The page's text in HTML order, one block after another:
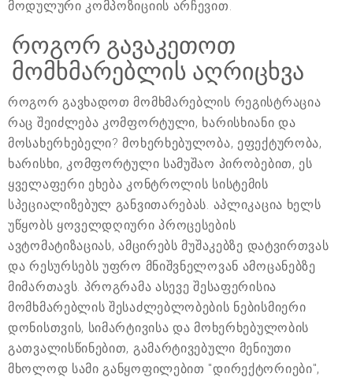
მოდულური კომპოზიციის არჩევით.
როგორ გავაკეთოთ
მომხმარებლის აღრიცხვა
როგორ გავხადოთ მომხმარებლის რეგისტრაცია
რაც შეიძლება კომფორტული, ხარისხიანი და
მოსახერხებელი? მოხერხებულობა, ეფექტურობა,
ხარისხი, კომფორტული სამუშაო პირობებით, ეს
ყველაფერი ეხება კონტროლის სისტემის
სპეციალიზებულ განვითარებას. აპლიკაცია ხელს
უწყობს ყოველდღიური პროცესების
ავტომატიზაციას, ამცირებს მუშაკებზე დატვირთვას
და რესურსებს უფრო მნიშვნელოვან ამოცანებზე
მიმართავს. პროგრამა ასევე შესაფერისია
მომხმარებლის შესაძლებლობების ნებისმიერი
დონისთვის, სიმარტივისა და მოხერხებულობის
გათვალისწინებით, გამარტივებული მენიუთი
მხოლოდ სამი განყოფილებით "დირექტორიები",